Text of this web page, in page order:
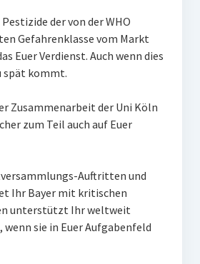
der von der WHO
Gefahrenklasse vom Markt
Euer Verdienst. Auch wenn dies
spät kommt.
Zusammenarbeit der Uni Köln
zum Teil auch auf Euer
Auftritten und
Ihr Bayer mit kritischen
unterstützt Ihr weltweit
sie in Euer Aufgabenfeld